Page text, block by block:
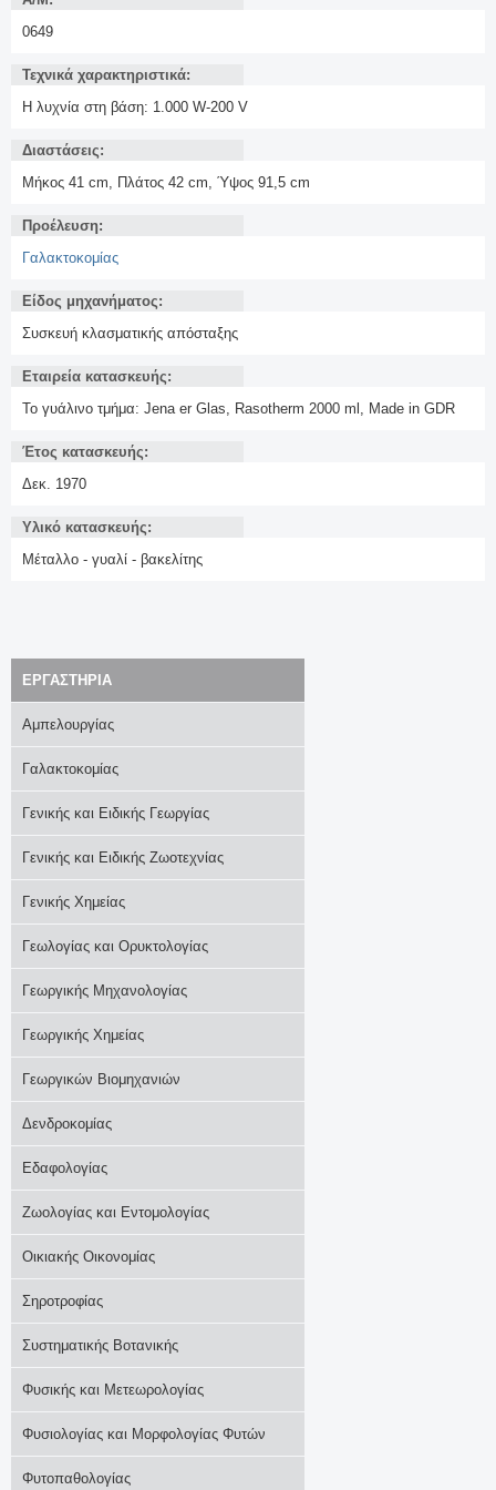
0649
Τεχνικά χαρακτηριστικά:
Η λυχνία στη βάση: 1.000 W-200 V
Διαστάσεις:
Μήκος 41 cm, Πλάτος 42 cm, Ύψος 91,5 cm
Προέλευση:
Γαλακτοκομίας
Είδος μηχανήματος:
Συσκευή κλασματικής απόσταξης
Εταιρεία κατασκευής:
Το γυάλινο τμήμα: Jena er Glas, Rasotherm 2000 ml, Made in GDR
Έτος κατασκευής:
Δεκ. 1970
Υλικό κατασκευής:
Μέταλλο - γυαλί - βακελίτης
EΡΓΑΣΤΗΡΙΑ
Αμπελουργίας
Γαλακτοκομίας
Γενικής και Ειδικής Γεωργίας
Γενικής και Ειδικής Ζωοτεχνίας
Γενικής Χημείας
Γεωλογίας και Ορυκτολογίας
Γεωργικής Μηχανολογίας
Γεωργικής Χημείας
Γεωργικών Βιομηχανιών
Δενδροκομίας
Εδαφολογίας
Ζωολογίας και Εντομολογίας
Οικιακής Οικονομίας
Σηροτροφίας
Συστηματικής Βοτανικής
Φυσικής και Μετεωρολογίας
Φυσιολογίας και Μορφολογίας Φυτών
Φυτοπαθολογίας